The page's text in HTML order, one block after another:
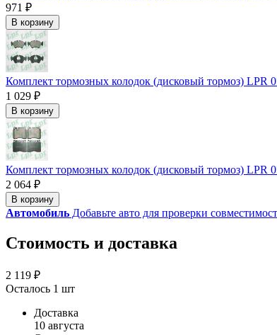
971 ₽
В корзину
Комплект тормозных колодок (дисковый тормоз) LPR
1 029 ₽
В корзину
Комплект тормозных колодок (дисковый тормоз) LPR
2 064 ₽
В корзину
Автомобиль Добавьте авто для проверки
Стоимость и доставка
2 119 ₽
Осталось 1 шт
Доставка
10 августа